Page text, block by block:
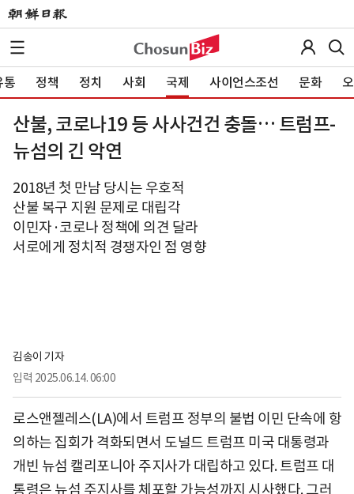
통 정책 정치 사회 국제 사이언스조선 문화
산불, 코로나19 등 사사건건 충돌… 트럼프-
뉴섬의 긴 악연
2018년 첫 만남 당시는 우호적
산불 복구 지원 문제로 대립각
이민자·코로나 정책에 의견 달라
서로에게 정치적 경쟁자인 점 영향
김송이 기자
입력 2025.06.14. 06:00
로스앤젤레스(LA)에서 트럼프 정부의 불법 이민 단속에 항
의하는 집회가 격화되면서 도널드 트럼프 미국 대통령과
개빈 뉴섬 캘리포니아 주지사가 대립하고 있다. 트럼프 대
통령은 뉴섬 주지사를 체포할 가능성까지 시사했다. 그러